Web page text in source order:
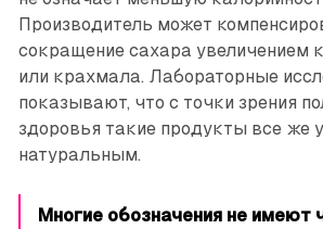
Производитель может
сокращение сахара увеличением
или крахмала. Лабораторные
показывают, что с точки зрения
здоровья такие продукты все же
натуральным.
Многие обозначения не имеют